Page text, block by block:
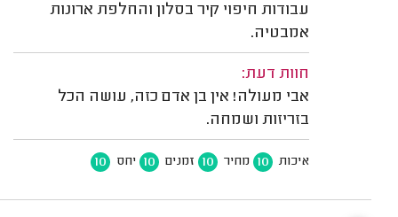
עבודות חיפוי קיר בסלון והחלפת ארונות
אמבטיה.
חוות דעת:
אבי מעולה! אין בן אדם כזה, עושה הכל
בזריזות ושמחה.
איכות 10 מחיר 10 זמנים 10 יחס 10